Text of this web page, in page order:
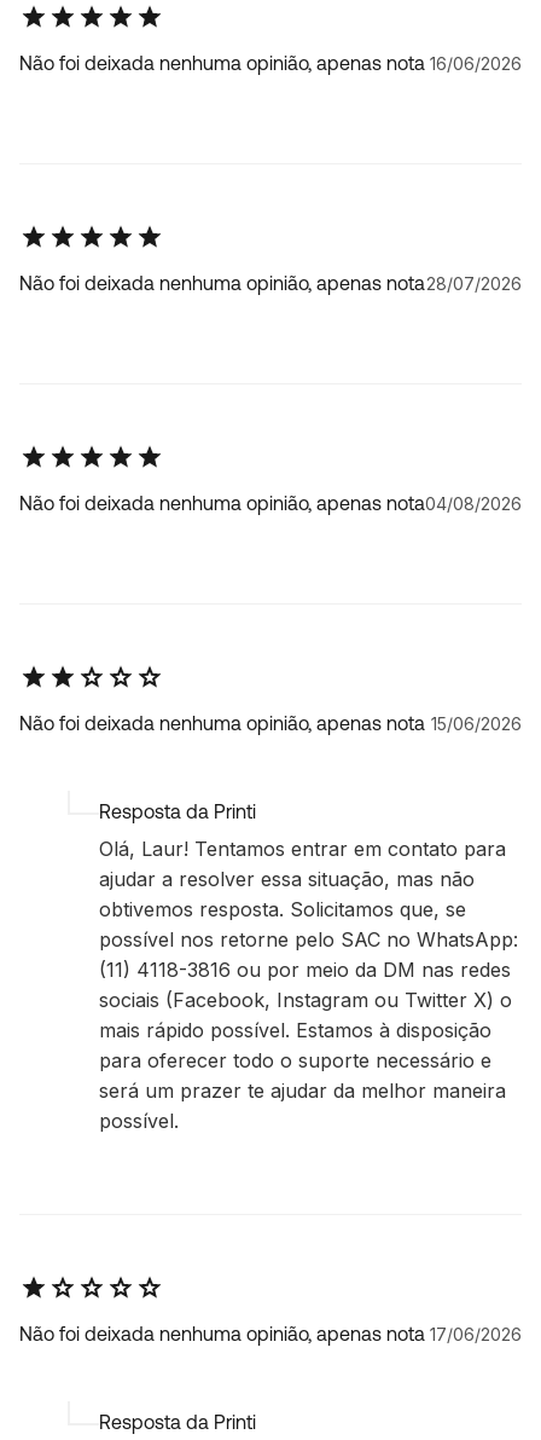
Não foi deixada nenhuma opinião, apenas nota 16/06/2026
Não foi deixada nenhuma opinião, apenas nota28/07/2026
Não foi deixada nenhuma opinião, apenas nota04/08/2026
Não foi deixada nenhuma opinião, apenas nota 15/06/2026
Resposta da Printi
Olá, Laur! Tentamos entrar em contato para
ajudar a resolver essa situação, mas não
obtivemos resposta. Solicitamos que, se
possível nos retorne pelo SAC no WhatsApp:
(11) 4118-3816 ou por meio da DM nas redes
sociais (Facebook, Instagram ou Twitter X) o
mais rápido possível. Estamos à disposição
para oferecer todo o suporte necessário e
será um prazer te ajudar da melhor maneira
possível.
Não foi deixada nenhuma opinião, apenas nota 17/06/2026
Resposta da Printi